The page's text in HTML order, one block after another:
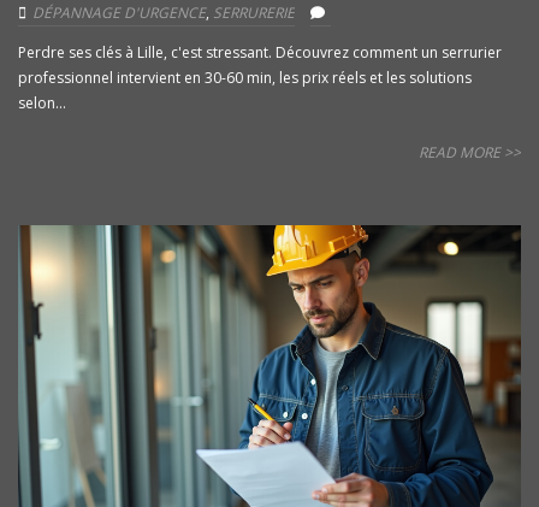
DÉPANNAGE D'URGENCE, SERRURERIE
Perdre ses clés à Lille, c'est stressant. Découvrez comment un serrurier
professionnel intervient en 30-60 min, les prix réels et les solutions
selon...
READ MORE >>